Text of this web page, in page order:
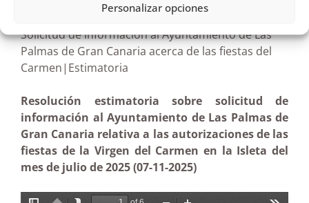
Personalizar opciones
Solicitud de información al Ayuntamiento de Las
Palmas de Gran Canaria acerca de las fiestas del
Carmen|Estimatoria
Resolución estimatoria sobre solicitud de
información al Ayuntamiento de Las Palmas de
Gran Canaria relativa a las autorizaciones de las
fiestas de la Virgen del Carmen en la Isleta del
mes de julio de 2025 (07-11-2025)